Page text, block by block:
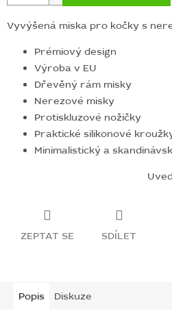
Vyvýšená miska pro kočky s
Prémiový design
Výroba v EU
Dřevěný rám misky
Nerezové misky
Protiskluzové nožičky
Praktické silikonové
Minimalistický a
ZEPTAT SE SDÍLET
Popis Diskuze